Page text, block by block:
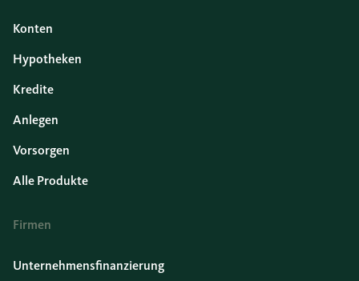
Konten
Hypotheken
Kredite
Anlegen
Vorsorgen
Alle Produkte
Firmen
Unternehmensfinanzierung